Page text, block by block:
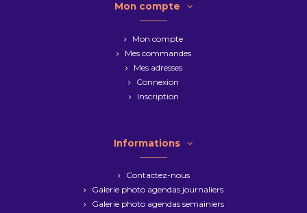
Mon compte
Mon compte
Mes commandes
Mes adresses
Connexion
Inscription
Informations
Contactez-nous
Galerie photo agendas journaliers
Galerie photo agendas semainiers